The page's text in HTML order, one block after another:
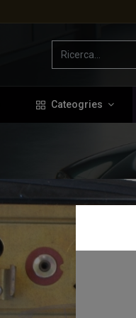
Cateogries